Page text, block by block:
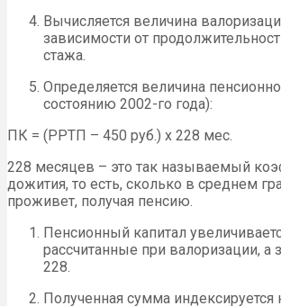
Вычисляется величина
зависимости от
стажа.
Определяется величина
состоянию 2002-го года):
ПК = (РРТП – 450 руб.) х 228 мес.
228 месяцев – это так называемый
дожития, то есть, сколько в среднем
проживет, получая пенсию.
Пенсионный капитал
рассчитанные при валоризации, а
228.
Полученная сумма